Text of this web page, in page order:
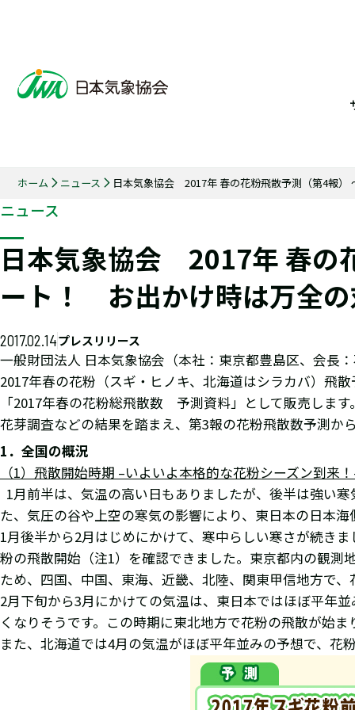
ホーム ニュース 日本気象協会 2017年 春の花粉飛散予測（第4報
ニュース
日本気象協会 2017年 春の
ート！ お出かけ時は万全
2017.02.14プレスリリース
一般財団法人 日本気象協会（本社：東京都豊島区、会長
2017年春の花粉（スギ・ヒノキ、北海道はシラカバ）飛
「2017年春の花粉総飛散数 予測資料」として販売します
花芽調査などの結果を踏まえ、第3報の花粉飛散数予測か
1 ．全国の概況
（1）飛散開始時期 –いよいよ本格的な花粉シーズン到来！
1月前半は、気温の高い日もありましたが、後半は強い
た、気圧の谷や上空の寒気の影響により、東日本の日本
1月後半から2月はじめにかけて、寒中らしい寒さが続き
粉の飛散開始（注1）を確認できました。東京都内の観測
ため、四国、中国、東海、近畿、北陸、関東甲信地方で
2月下旬から3月にかけての気温は、東日本ではほぼ平年
くなりそうです。この時期に東北地方で花粉の飛散が始
また、北海道では4月の気温がほぼ平年並みの予想で、